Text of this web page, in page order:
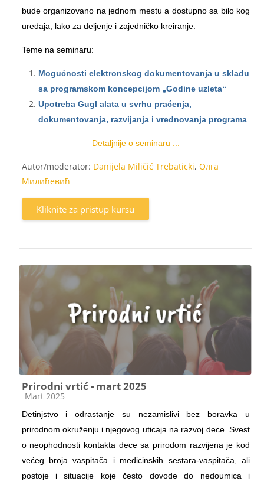
bude organizovano na jednom mestu a dostupno sa bilo kog
uređaja, lako za deljenje i zajedničko kreiranje.
Teme na seminaru:
Mogućnosti elektronskog dokumentovanja u skladu
sa programskom koncepcijom „Godine uzleta“
Upotreba Gugl alata u svrhu praćenja,
dokumentovanja, razvijanja i vrednovanja programa
Detaljnije o seminaru ...
Autor/moderator: Danijela Miličić Trebaticki, Oлга
Mилићевић
Kliknite za pristup kursu
Prirodni vrtić - mart 2025
Kategorija kursa
Mart 2025
Detinjstvo i odrastanje su nezamislivi bez boravka u
prirodnom okruženju i njegovog uticaja na razvoj dece. Svest
o neophodnosti kontakta dece sa prirodom razvijena je kod
većeg broja vaspitača i medicinskih sestara-vaspitača, ali
postoje i situacije koje često dovode do nedoumica i